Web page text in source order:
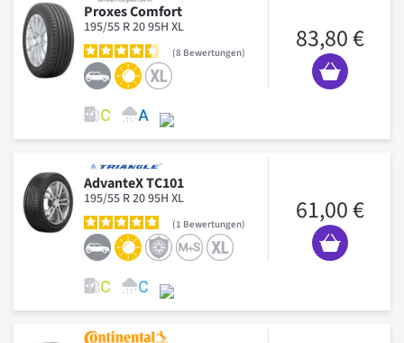
Proxes Comfort
195/55 R 20 95H XL
8 Bewertungen 83,80 €
AdvanteX TC101
195/55 R 20 95H XL
1 Bewertungen 61,00 €